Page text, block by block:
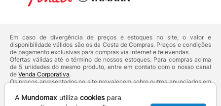
Em caso de divergência de preços e estoques no site, o valor e
disponibilidade válidos são os da Cesta de Compras. Preços e condições
de pagamento exclusivas para compras via internet e televendas.
Ofertas válidas até o término de nossos estoques. Para compras acima
de 5 unidades do mesmo produto, entre em contato com o nosso canal
de Venda Corporativa.
Os preços apresentados no site prevalecem sobre outros anunciados em
Defesa do Consumidor:Lei nº 8.078.
Vendas sujeitas à confirmação de dados e análises de crédito e risco.
A Mundomax utiliza cookiespara